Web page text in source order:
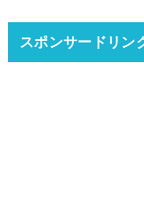
スポンサードリン